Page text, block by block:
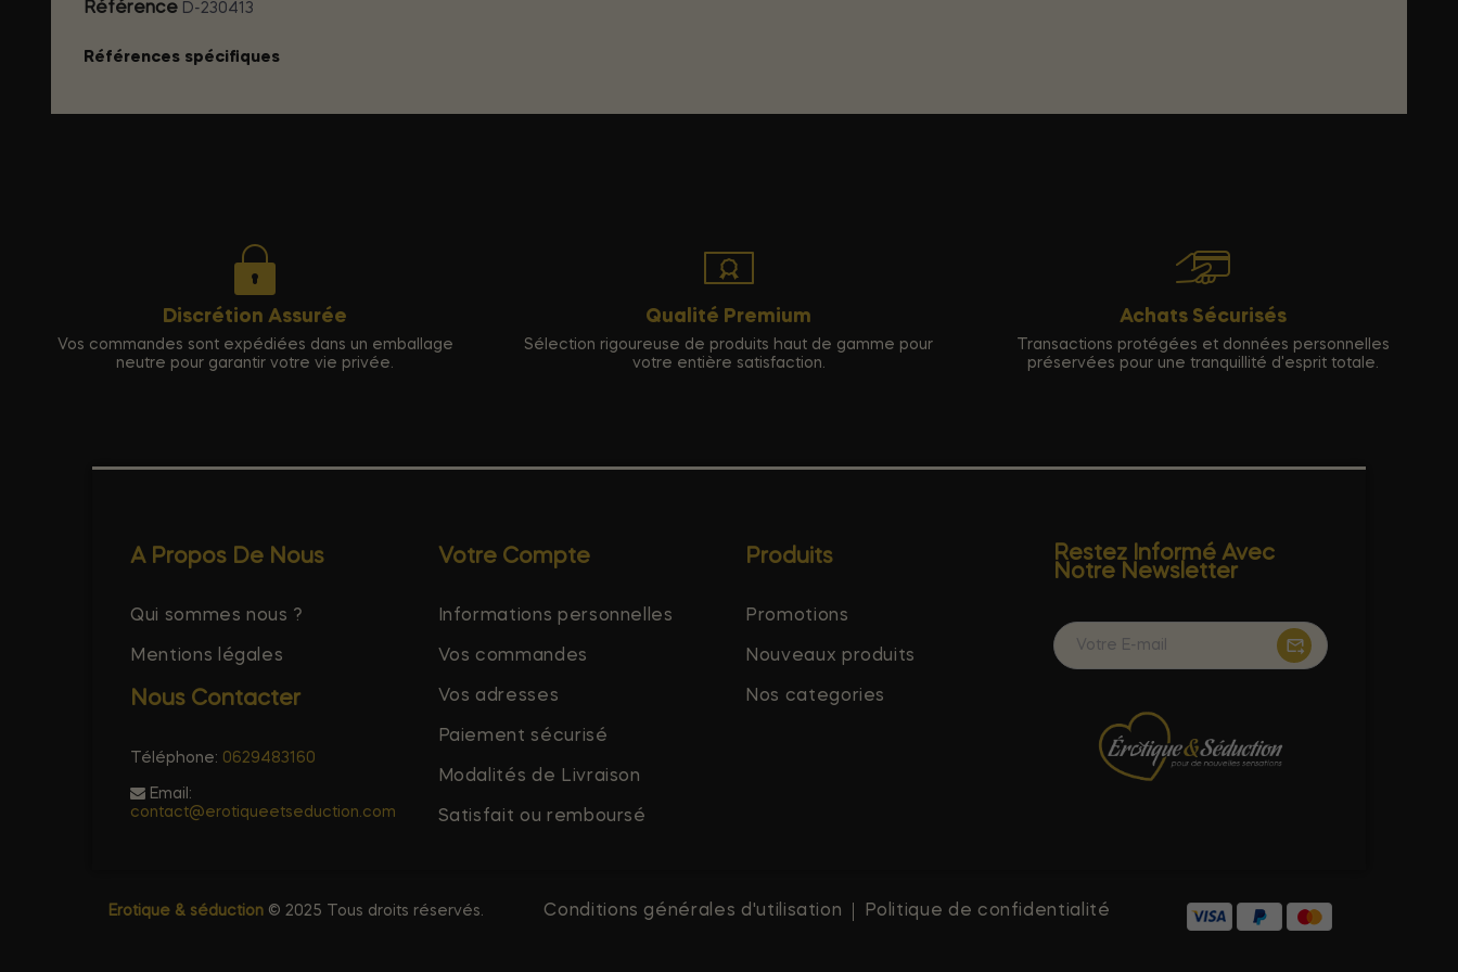
Référence D-230413
Références spécifiques
Discrétion Assurée
Vos commandes sont expédiées dans un emballage
neutre pour garantir votre vie privée.
Qualité Premium
Sélection rigoureuse de produits haut de gamme pour
votre entière satisfaction.
Achats Sécurisés
Transactions protégées et données personnelles
préservées pour une tranquillité d'esprit totale.
A Propos De Nous
Qui sommes nous ?
Mentions légales
Nous Contacter
Téléphone: 0629483160
Email:
contact@erotiqueetseduction.com
Votre Compte
Informations personnelles
Vos commandes
Vos adresses
Paiement sécurisé
Modalités de Livraison
Satisfait ou remboursé
Produits
Promotions
Nouveaux produits
Nos categories
Restez Informé Avec
Notre Newsletter
Erotique & séduction © 2025 Tous droits réservés. Conditions générales d'utilisation Politique de confidentialité